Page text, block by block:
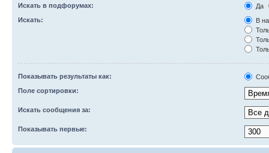
Искать в подфорумах:
Да
Искать:
В
Показывать результаты как:
Поле сортировки:
Искать сообщения за:
Показывать первые: